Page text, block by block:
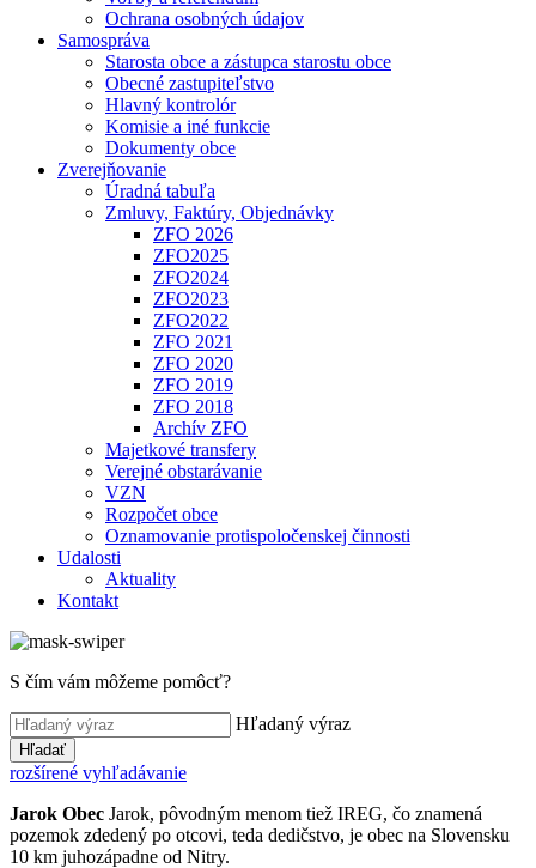
Ochrana osobných údajov
Samospráva
Starosta obce a zástupca starostu obce
Obecné zastupiteľstvo
Hlavný kontrolór
Komisie a iné funkcie
Dokumenty obce
Zverejňovanie
Úradná tabuľa
Zmluvy, Faktúry, Objednávky
ZFO 2026
ZFO2025
ZFO2024
ZFO2023
ZFO2022
ZFO 2021
ZFO 2020
ZFO 2019
ZFO 2018
Archív ZFO
Majetkové transfery
Verejné obstarávanie
VZN
Rozpočet obce
Oznamovanie protispoločenskej činnosti
Udalosti
Aktuality
Kontakt
S čím vám môžeme pomôcť?
Hľadaný výraz
Hľadať
rozšírené vyhľadávanie
Jarok Obec Jarok, pôvodným menom tiež IREG, čo znamená
pozemok zdedený po otcovi, teda dedičstvo, je obec na Slovensku
10 km juhozápadne od Nitry.